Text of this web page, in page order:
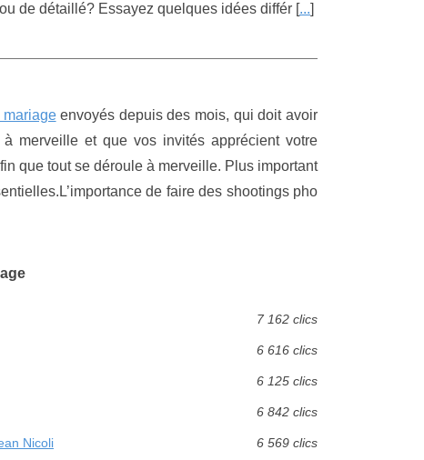
de détaillé? Essayez quelques idées différ [...]
mariageenvoyés depuis des mois, qui doit avoir
merveille et que vos invités apprécient votre
que tout se déroule à merveille. Plus important
de faire des shootings pho
7 162 clics
6 616 clics
6 125 clics
6 842 clics
Nicoli 6 569 clics